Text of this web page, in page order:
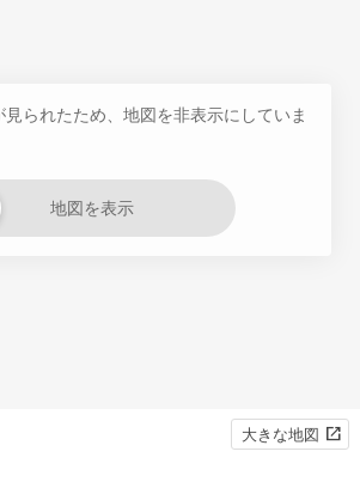
られたため、地図を非表示にしていま
地図を表示
大きな地図